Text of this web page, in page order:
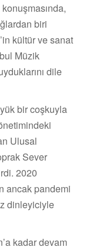
biri
kültür ve sanat
Müzik
dile
bir coşkuyla
Ulusal
Sever
2020
ancak pandemi
dinleyiciyle
kadar devam